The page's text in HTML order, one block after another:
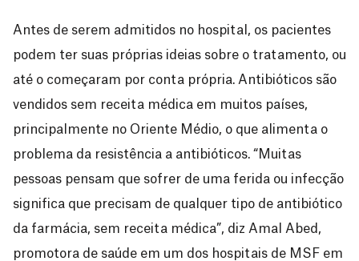
Antes de serem admitidos no hospital, os pacientes
podem ter suas próprias ideias sobre o tratamento, ou
até o começaram por conta própria. Antibióticos são
vendidos sem receita médica em muitos países,
principalmente no Oriente Médio, o que alimenta o
problema da resistência a antibióticos. “Muitas
pessoas pensam que sofrer de uma ferida ou infecção
significa que precisam de qualquer tipo de antibiótico
da farmácia, sem receita médica”, diz Amal Abed,
promotora de saúde em um dos hospitais de MSF em